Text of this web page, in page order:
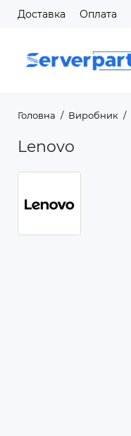
Доставка Оплата
Головна Виробник
Lenovo